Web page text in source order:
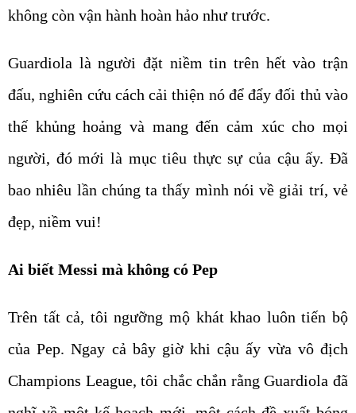
không còn vận hành hoàn hảo như trước.
Guardiola là người đặt niềm tin trên hết vào trận
đấu, nghiên cứu cách cải thiện nó để đẩy đối thủ vào
thế khủng hoảng và mang đến cảm xúc cho mọi
người, đó mới là mục tiêu thực sự của cậu ấy. Đã
bao nhiêu lần chúng ta thấy mình nói về giải trí, vẻ
đẹp, niềm vui!
Ai biết Messi mà không có Pep
Trên tất cả, tôi ngưỡng mộ khát khao luôn tiến bộ
của Pep. Ngay cả bây giờ khi cậu ấy vừa vô địch
Champions League, tôi chắc chắn rằng Guardiola đã